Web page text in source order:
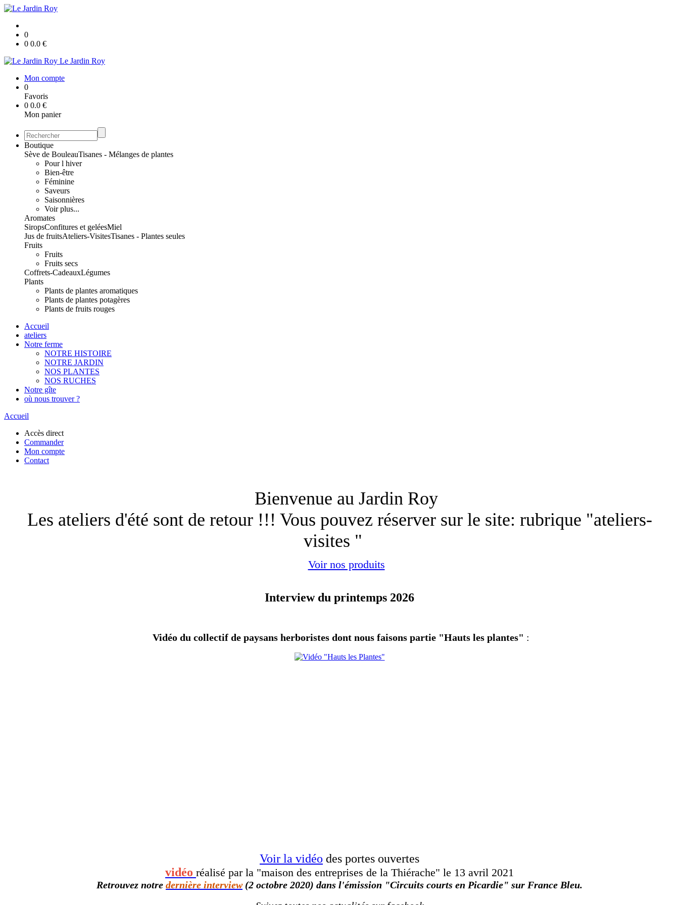
0
0 0.0 €
Le Jardin Roy
Mon compte
0
Favoris
0 0.0 €
Mon panier
Boutique
Sève de BouleauTisanes - Mélanges de plantes
Pour l hiver
Bien-être
Féminine
Saveurs
Saisonnières
Voir plus...
Aromates
SiropsConfitures et geléesMiel
Jus de fruitsAteliers-VisitesTisanes - Plantes seules
Fruits
Fruits
Fruits secs
Coffrets-CadeauxLégumes
Plants
Plants de plantes aromatiques
Plants de plantes potagères
Plants de fruits rouges
Accueil
ateliers
Notre ferme
NOTRE HISTOIRE
NOTRE JARDIN
NOS PLANTES
NOS RUCHES
Notre gîte
où nous trouver ?
Accueil
Accès direct
Commander
Mon compte
Contact
Bienvenue au Jardin Roy
Les ateliers d'été sont de retour !!! Vous pouvez réserver sur le site: rubrique "ateliers-
visites "
Voir nos produits
Interview du printemps 2026
Vidéo du collectif de paysans herboristes dont nous faisons partie "Hauts les plantes" :
Voir la vidéo des portes ouvertes
vidéo réalisé par la "maison des entreprises de la Thiérache" le 13 avril 2021
Retrouvez notre dernière interview(2 octobre 2020) dans l'émission "Circuits courts en Picardie" sur France Bleu.